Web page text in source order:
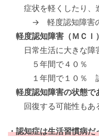
症状を軽くしたり、
→ 軽度認知障害の
軽度認知障害（ＭＣＩ）
日常生活に大きな障
５年間で４０％
１年間で１０％ 認
軽度認知障害の状態で
回復する可能性もあ
・認知症は生活習慣病だ